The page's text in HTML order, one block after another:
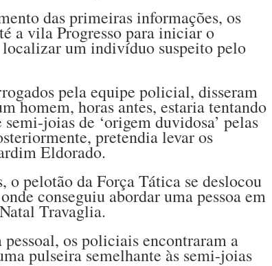
das primeiras informações, os
a vila Progresso para iniciar o
um indivíduo suspeito pelo
pela equipe policial, disseram
homem, horas antes, estaria tentando
joias de ‘origem duvidosa’ pelas
pretendia levar os
Eldorado.
o pelotão da Força Tática se deslocou
conseguiu abordar uma pessoa em
Travaglia.
pessoal, os policiais encontraram a
pulseira semelhante às semi-joias